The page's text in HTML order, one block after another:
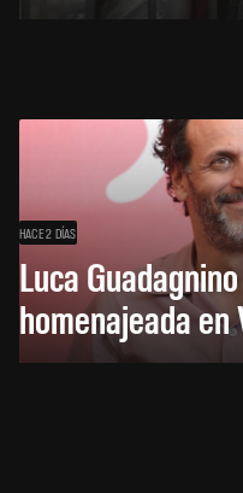
HACE 2 DÍAS
Luca
homenajeada